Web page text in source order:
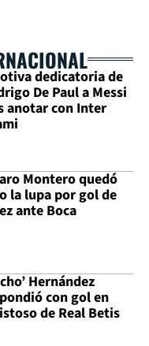
dedicatoria de
De Paul a Messi
anotar con Inter
Montero quedó
la lupa por gol de
ante Boca
Hernández
con gol en
de Real Betis